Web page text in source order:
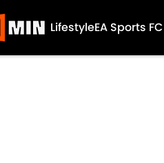
LifestyleEA Sports